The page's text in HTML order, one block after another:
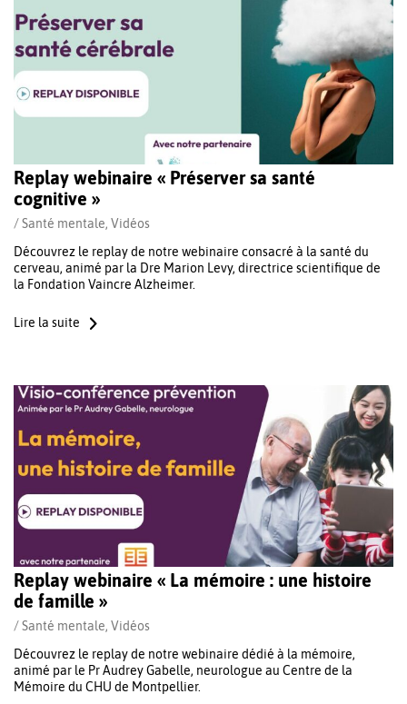
Replay webinaire « Préserver sa santé
cognitive »
/Santé mentale, Vidéos
Découvrez le replay de notre webinaire consacré à la santé du
cerveau, animé par la Dre Marion Levy, directrice scientifique de
la Fondation Vaincre Alzheimer.
Lire la suite
Replay webinaire « La mémoire : une histoire
de famille »
/Santé mentale, Vidéos
Découvrez le replay de notre webinaire dédié à la mémoire,
animé par le Pr Audrey Gabelle, neurologue au Centre de la
Mémoire du CHU de Montpellier.